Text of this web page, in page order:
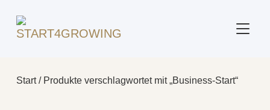
Start/ Produkte verschlagwortet mit „Business-Start“